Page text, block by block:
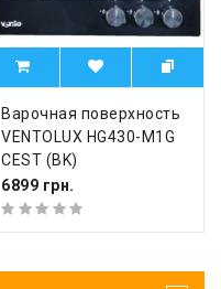
Варочная поверхность
VENTOLUX HG430-M1G
CEST (BK)
6899 грн.